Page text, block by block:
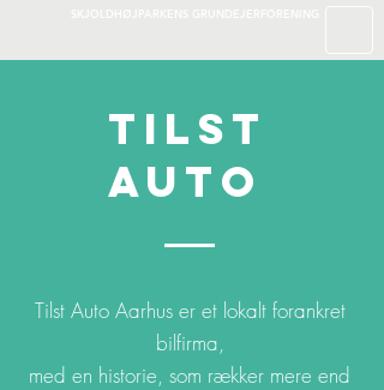
Tilst
AUTO
Tilst Auto Aarhus er et lokalt forankret
bilfirma,
med en historie, som rækker mere end